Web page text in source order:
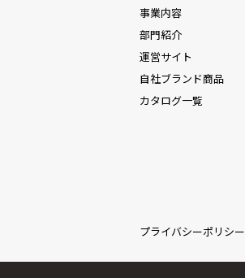
事業内容
部門紹介
運営サイト
自社ブランド商品
カタログ一覧
プライバシーポリシー